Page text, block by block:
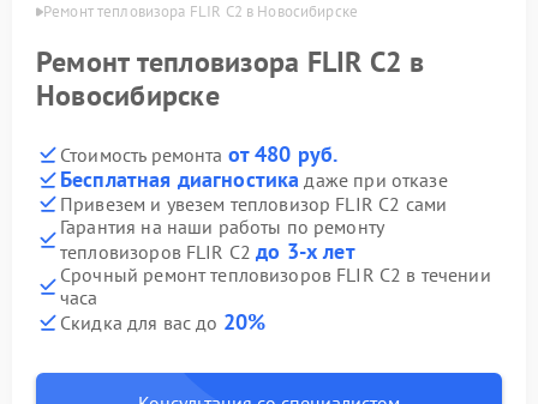
Ремонт тепловизора FLIR C2 в Новосибирске
Ремонт тепловизора FLIR C2 в
Новосибирске
Стоимость ремонта от 480 руб.
Бесплатная диагностика даже при отказе
Привезем и увезем тепловизор FLIR C2 сами
Гарантия на наши работы по ремонту
тепловизоров FLIR C2до 3-х лет
Срочный ремонт тепловизоров FLIR C2 в течении
часа
Скидка для вас до 20%